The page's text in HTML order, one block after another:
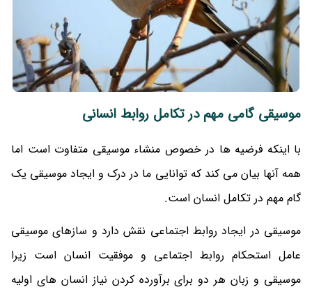
موسیقی گامی مهم در تکامل روابط انسانی
با اینکه فرضیه ها در خصوص منشاء موسیقی متفاوت است اما
همه آنها بیان می کند که توانایی ما در درک و ایجاد موسیقی یک
گام مهم در تکامل انسان است.
موسیقی در ایجاد روابط اجتماعی نقش دارد و سازهای موسیقی
عامل استحکام روابط اجتماعی و موفقیت انسان است زیرا
موسیقی و زبان هر دو برای برآورده کردن نیاز انسان های اولیه